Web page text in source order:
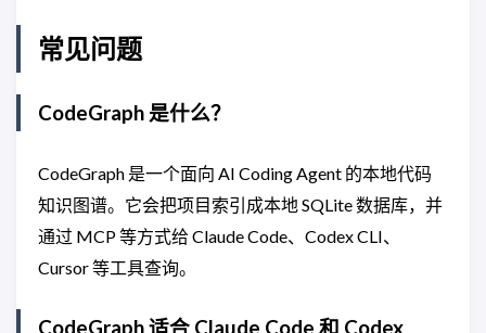
常见问题
CodeGraph 是什么？
CodeGraph 是一个面向 AI Coding Agent 的本地代码
知识图谱。它会把项目索引成本地 SQLite 数据库，并
通过 MCP 等方式给 Claude Code、Codex CLI、
Cursor 等工具查询。
CodeGraph 适合 Claude Code 和 Codex